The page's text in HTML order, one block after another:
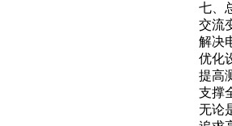
七、
交流
解决
优化
提高
支撑
无论